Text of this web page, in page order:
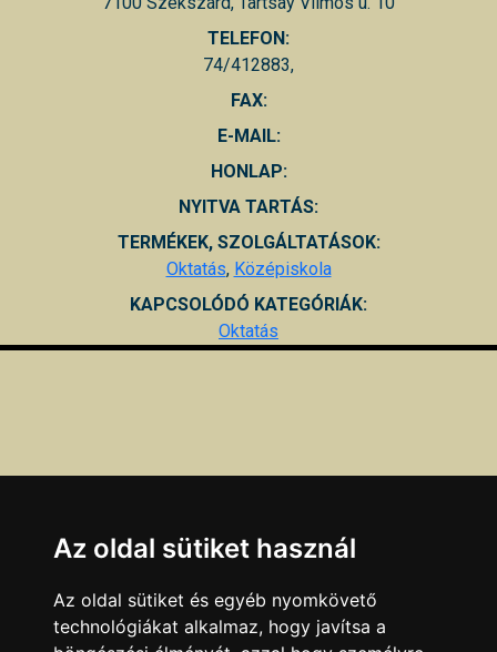
TELEFON:
74/412883,
FAX:
E-MAIL:
HONLAP:
NYITVA TARTÁS:
TERMÉKEK, SZOLGÁLTATÁSOK:
Oktatás, Középiskola
KAPCSOLÓDÓ KATEGÓRIÁK:
Oktatás
Az oldal sütiket használ
Az oldal sütiket és egyéb nyomkövető
technológiákat alkalmaz, hogy javítsa a